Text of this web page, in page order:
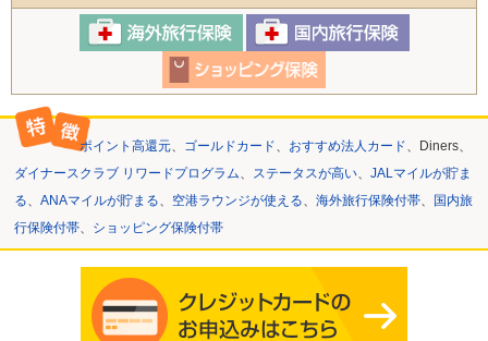
ポイント高還元、 ゴールドカード、 おすすめ法人カード、Diners、
ダイナースクラブ リワードプログラム、 ステータスが高い、 JALマイルが貯ま
る、 ANAマイルが貯まる、 空港ラウンジが使える、 海外旅行保険付帯、
国内旅
行保険付帯、 ショッピング保険付帯